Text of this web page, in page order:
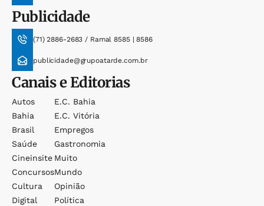
Publicidade
(71) 2886-2683 / Ramal 8585 | 8586
publicidade@grupoatarde.com.br
Canais e Editorias
Autos
Bahia
Brasil
Saúde
Cineinsite
Concursos
Cultura
Digital
E.c. Bahia
E.c. Vitória
Empregos
Gastronomia
Muito
Mundo
Opinião
Política